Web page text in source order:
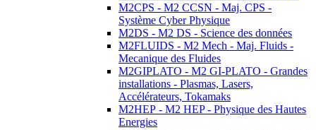
M2CPS - M2 CCSN - Maj. CPS -
Système Cyber Physique
M2DS - M2 DS - Science des données
M2FLUIDS - M2 Mech - Maj. Fluids -
Mecanique des Fluides
M2GIPLATO - M2 GI-PLATO - Grandes
installations - Plasmas, Lasers,
Accélérateurs, Tokamaks
M2HEP - M2 HEP - Physique des Hautes
Energies